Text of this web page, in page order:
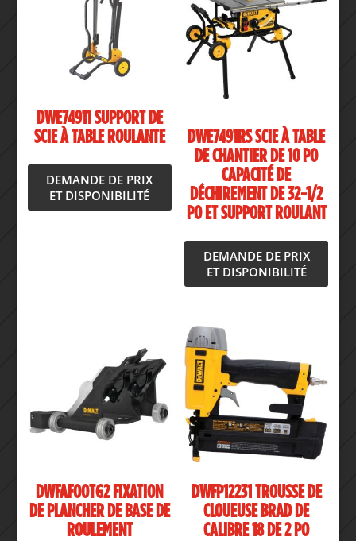
DWE74911 SUPPORT DE
SCIE À TABLE ROULANTE
DEMANDE DE PRIX
ET DISPONIBILITÉ
DWE7491RS SCIE À TABLE
DE CHANTIER DE 10 PO
CAPACITÉ DE
DÉCHIREMENT DE 32-1/2
PO ET SUPPORT ROULANT
DEMANDE DE PRIX
ET DISPONIBILITÉ
DWFAFOOTG2 FIXATION
DE PLANCHER DE BASE DE
ROULEMENT
DWFP12231 TROUSSE DE
CLOUEUSE BRAD DE
CALIBRE 18 DE 2 PO